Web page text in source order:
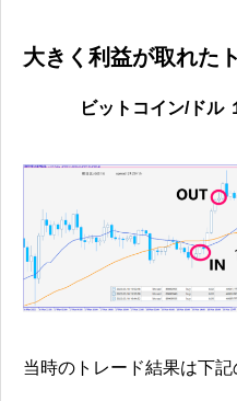
大きく利益が取れた
ビットコイン/ドル
当時のトレード結果は下記